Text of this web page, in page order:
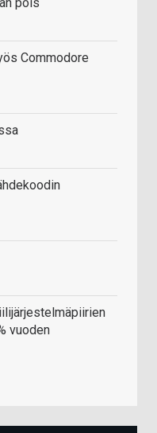
Commodore
vuoden